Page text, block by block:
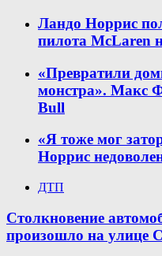
Ландо Норрис
пилота McLaren
«Превратили
монстра». Макс
Bull
«Я тоже мог
Норрис
ДТП
Столкновение
произошло на улице